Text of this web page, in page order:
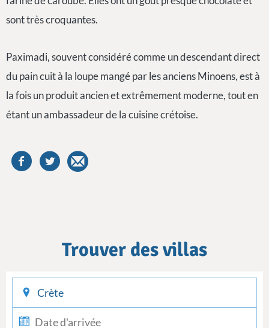
sont très croquantes.
Paximadi, souvent considéré comme un descendant direct
du pain cuit à la loupe mangé par les anciens Minoens, est à
la fois un produit ancien et extrêmement moderne, tout en
étant un ambassadeur de la cuisine crétoise.
Trouver des villas